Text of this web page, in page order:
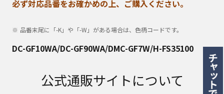
必ず対応品番をお確かめの上、ご購入ください。
品番末尾に「-K」や「-W」がある場合は、色柄コードです。
DC-GF10WA/DC-GF90WA/DMC-GF7W/H-FS35100
公式通販サイトについて